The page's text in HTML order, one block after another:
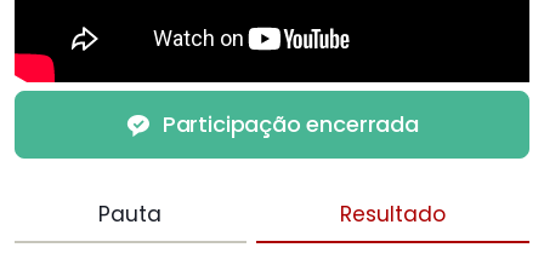
Participação encerrada
Pauta Resultado